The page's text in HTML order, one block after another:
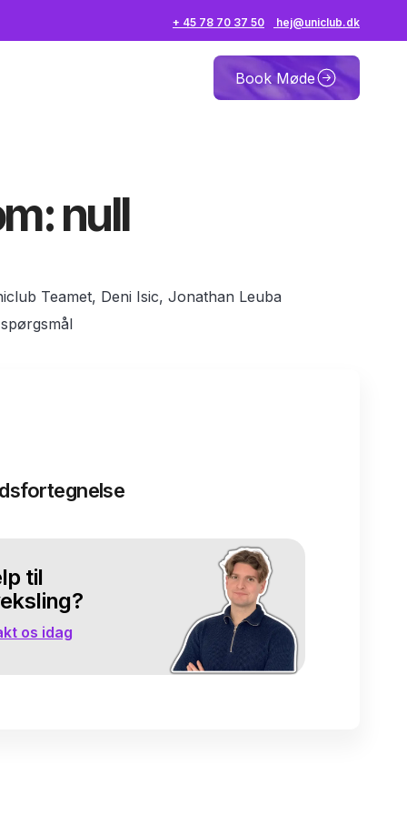
+ 45 78 70 37 50 hej@uniclub.dk
Book Møde
null
Teamet, Deni Isic, Jonathan Leuba
til
os idag